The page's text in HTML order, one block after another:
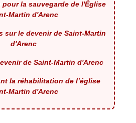
la sauvegarde de l'Église
Martin d'Arenc
sur le devenir de Saint-Martin
d'Arenc
de Saint-Martin d'Arenc
la réhabilitation de l’église
Martin d'Arenc